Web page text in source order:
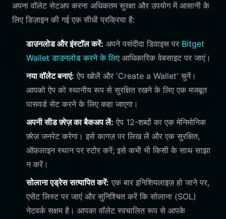
अपना वॉलेट सेटअप करना अधिकतम सुरक्षा और उपयोग में आसानी के
लिए डिज़ाइन की गई एक सीधी प्रक्रिया है:
डाउनलोड और इंस्टॉल करें: अपने पसंदीदा डिवाइस पर Bitget
Wallet डाउनलोड करने के लिए आधिकारिक वेबसाइट पर जाएं।
नया वॉलेट बनाएं: ऐप खोलें और 'Create a Wallet' चुनें।
आपको ऐप को स्थानीय रूप से सुरक्षित रखने के लिए एक मजबूत
पासवर्ड सेट करने के लिए कहा जाएगा।
अपनी सीड फ़्रेज़ का बैकअप लें: ऐप 12-शब्दों का एक मेनिमोनिक
फ़्रेज़ जनरेट करेगा। इसे कागज़ पर लिख लें और एक सुरक्षित,
ऑफ़लाइन स्थान पर स्टोर करें; इसे कभी भी किसी के साथ साझा
न करें।
सोलाना एड्रेस सत्यापित करें: एक बार इनिशियलाइज़ हो जाने पर,
एसेट लिस्ट पर जाएं और सुनिश्चित करें कि सोलाना (SOL)
नेटवर्क सक्षम है। आपका वॉलेट स्वचालित रूप से आपके